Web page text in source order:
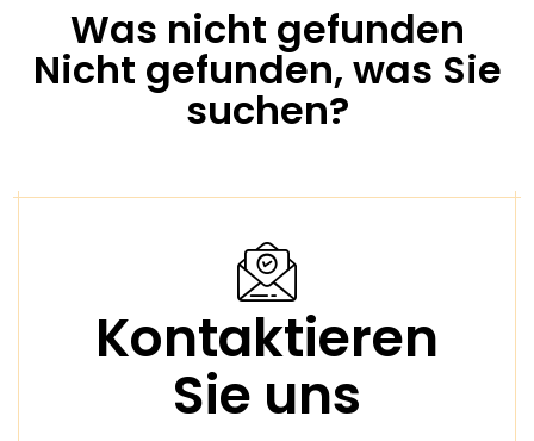
Was nicht gefunden
Nicht gefunden, was Sie
suchen?
Kontaktieren
Sie uns